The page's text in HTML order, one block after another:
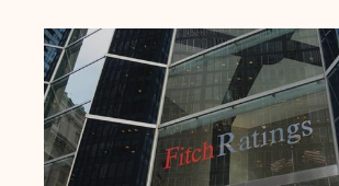
veniturilor în...